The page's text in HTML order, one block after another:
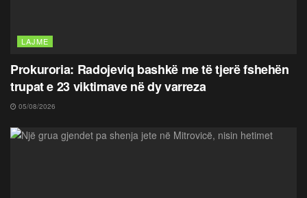
LAJME
Prokuroria: Radojeviq bashkë me të tjerë fshehën
trupat e 23 viktimave në dy varreza
05/08/2026